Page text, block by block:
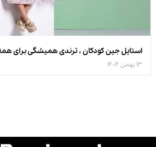
استایل جین کودکان ، ترندی همیشگی برای
13 بهمن 1404